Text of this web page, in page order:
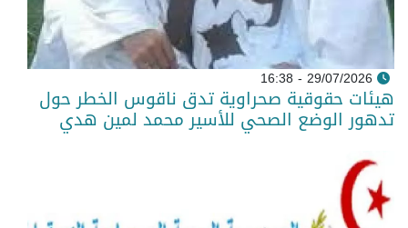
29/07/2026 - 16:38
هيئات حقوقية صحراوية تدق ناقوس الخطر حول
تدهور الوضع الصحي للأسير محمد لمين هدي